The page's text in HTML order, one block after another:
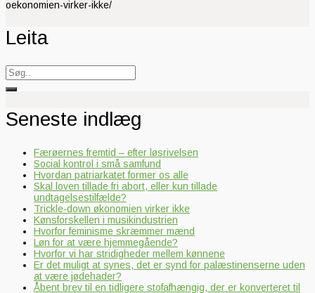
oekonomien-virker-ikke/
Leita
Search
for:
Seneste indlæg
Færøernes fremtid – efter løsrivelsen
Social kontrol i små samfund
Hvordan patriarkatet former os alle
Skal loven tillade fri abort, eller kun tillade
undtagelsestilfælde?
Trickle-down økonomien virker ikke
Kønsforskellen i musikindustrien
Hvorfor feminisme skræmmer mænd
Løn for at være hjemmegående?
Hvorfor vi har stridigheder mellem kønnene
Er det muligt at synes, det er synd for palæstinenserne uden
at være jødehader?
Åbent brev til en tidligere stofafhængig, der er konverteret til